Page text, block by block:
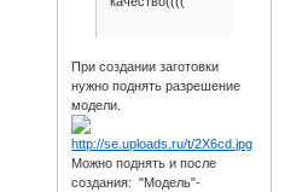
При создании заготовки
нужно поднять разрешение
модели.
Можно поднять и после
создания: "Модель"-